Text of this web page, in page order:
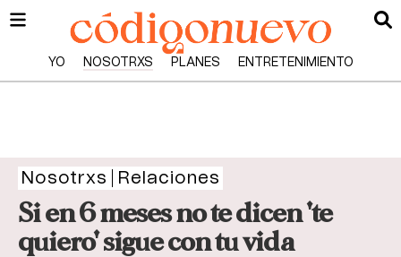
YO NOSOTRXS PLANES ENTRETENIMIENTO
Nosotrxs Relaciones
Si en 6 meses no te dicen 'te
quiero' sigue con tu vida